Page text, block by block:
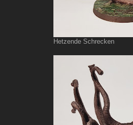
Hetzende Schrecken